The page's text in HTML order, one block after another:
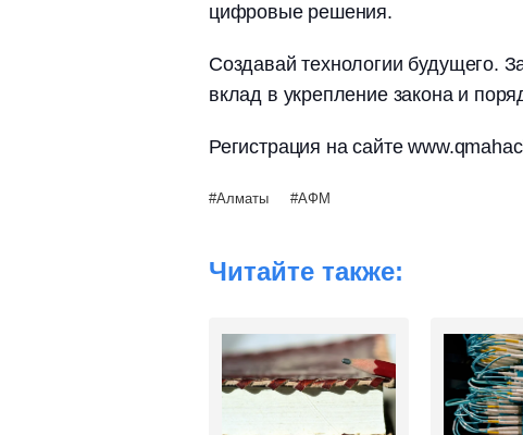
цифровые решения.
Создавай технологии будущего.
вклад в укрепление закона и
Регистрация на сайте
Алматы АФМ
Читайте также: